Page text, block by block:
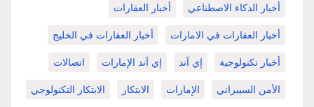
أخبار الذكاء الاصطناعي أخبار العقارات
أخبار العقارات في الامارات أخبار العقارات في الخليج
أخبار تكنولوجية إي آند إي آند الإمارات اتصالات
الأمن السيبراني الإمارات الابتكار الابتكار التكنولوجي